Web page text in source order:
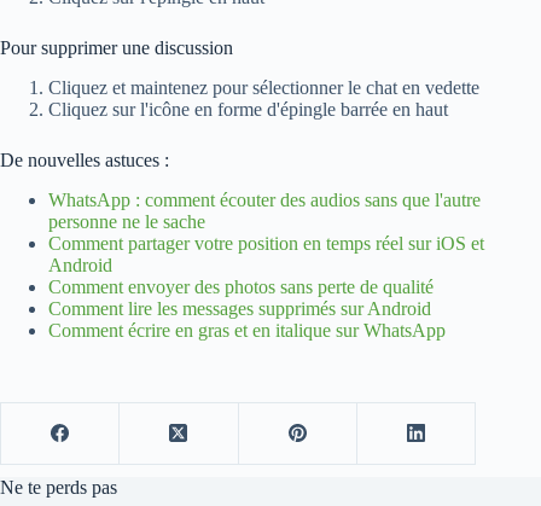
Pour supprimer une discussion
Cliquez et maintenez pour sélectionner le chat en vedette
Cliquez sur l'icône en forme d'épingle barrée en haut
De nouvelles astuces :
WhatsApp : comment écouter des audios sans que l'autre
personne ne le sache
Comment partager votre position en temps réel sur iOS et
Android
Comment envoyer des photos sans perte de qualité
Comment lire les messages supprimés sur Android
Comment écrire en gras et en italique sur WhatsApp
Ne te perds pas